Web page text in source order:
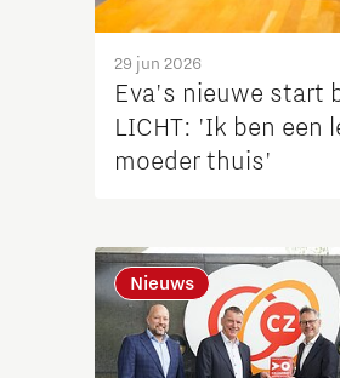
29 jun 2026
Eva's nieuwe start
LICHT: 'Ik ben een
moeder thuis'
Nieuws